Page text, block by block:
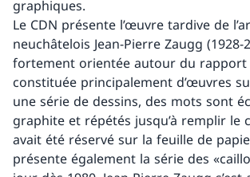
graphiques.
Le CDN présente l’œuvre tardive de
neuchâtelois Jean-Pierre Zaugg (1928-
fortement orientée autour du rapport
constituée principalement d’œuvres
une série de dessins, des mots sont
graphite et répétés jusqu’à remplir le
avait été réservé sur la feuille de
présente également la série des